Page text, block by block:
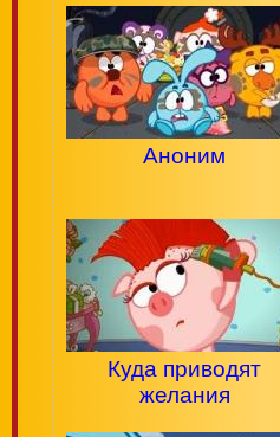
Аноним
Куда приводят
желания